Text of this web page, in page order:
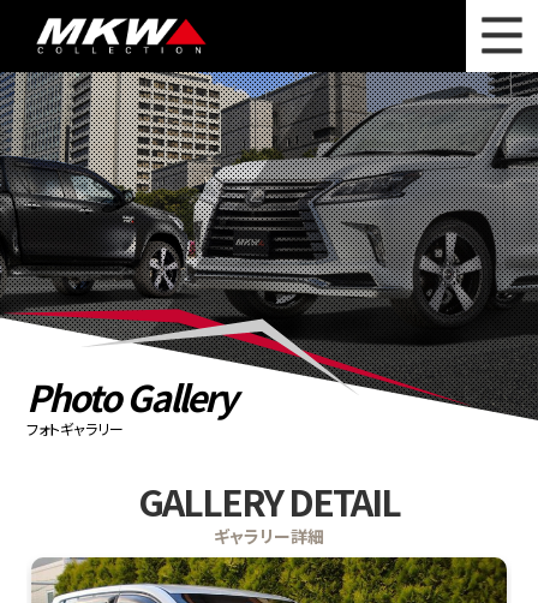
WHAT'S NEW ニュース
WHEEL LINEUP ホイールラインナップ
OTHER PRODUCT 関連製品
PHOTO GALLERY フォトギャラリー
カタログ請求
PRIVACY POLICY 個人情報保護方針
Photo Gallery
フォトギャラリー
GALLERY DETAIL
ギャラリー詳細